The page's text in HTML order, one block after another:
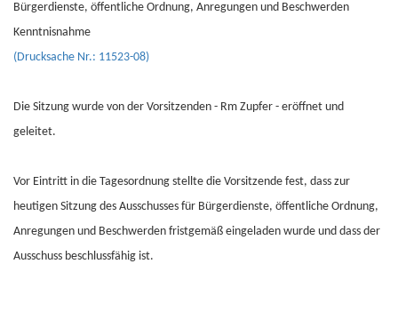
Bürgerdienste, öffentliche Ordnung, Anregungen und Beschwerden
Kenntnisnahme
(Drucksache Nr.: 11523-08)
Die Sitzung wurde von der Vorsitzenden - Rm Zupfer - eröffnet und
geleitet.
Vor Eintritt in die Tagesordnung stellte die Vorsitzende fest, dass zur
heutigen Sitzung des Ausschusses für Bürgerdienste, öffentliche Ordnung,
Anregungen und Beschwerden fristgemäß eingeladen wurde und dass der
Ausschuss beschlussfähig ist.